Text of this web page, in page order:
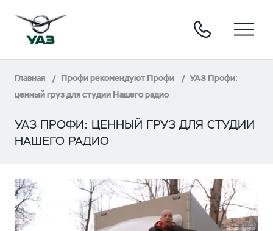
Главная Профи рекомендуют Профи
УАЗ Профи:
ценный груз для студии Нашего радио
УАЗ ПРОФИ: ЦЕННЫЙ ГРУЗ ДЛЯ СТУДИИ
НАШЕГО РАДИО